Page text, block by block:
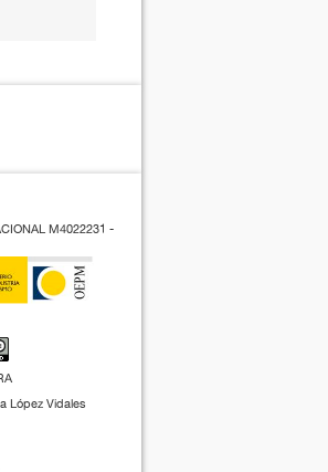
M4022231 -
López Vidales